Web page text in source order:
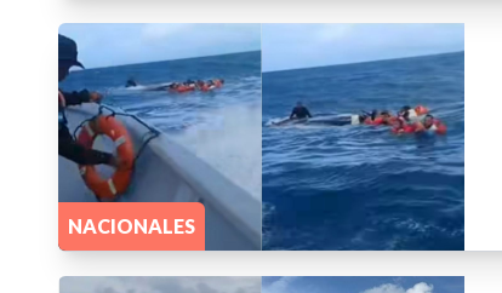
NACIONALES